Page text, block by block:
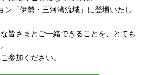
ン「伊勢・三河湾流域」に登壇いたし
皆さまとご一緒できることを、とても
参加ください。